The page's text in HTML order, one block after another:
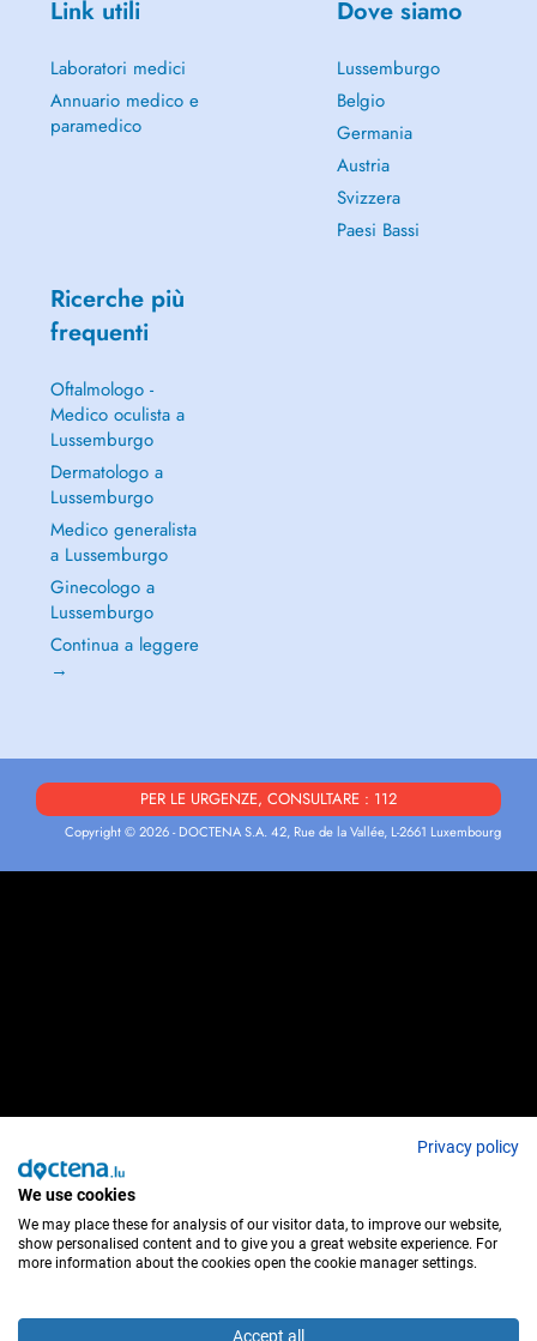
Link utili
Laboratori medici
Annuario medico e
paramedico
Dove siamo
Lussemburgo
Belgio
Germania
Austria
Svizzera
Paesi Bassi
Ricerche più
frequenti
Oftalmologo -
Medico oculista a
Lussemburgo
Dermatologo a
Lussemburgo
Medico generalista
a Lussemburgo
Ginecologo a
Lussemburgo
Continua a leggere
→
PER LE URGENZE, CONSULTARE : 112
Copyright © 2026 - DOCTENA S.A. 42, Rue de la Vallée, L-2661 Luxembourg
Privacy policy
We use cookies
We may place these for analysis of our visitor data, to improve our website,
show personalised content and to give you a great website experience. For
more information about the cookies open the cookie manager settings.
Accept all